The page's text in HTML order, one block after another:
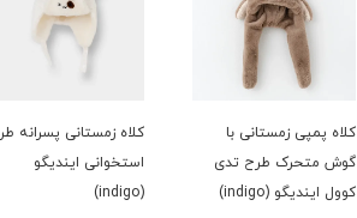
کلاه پمپی زمستانی با
گوش متحرک طرح تدی
کوول ایندیگو (indigo)
کلاه زمستانی پسرانه
استخوانی ایندیگو
(indigo)